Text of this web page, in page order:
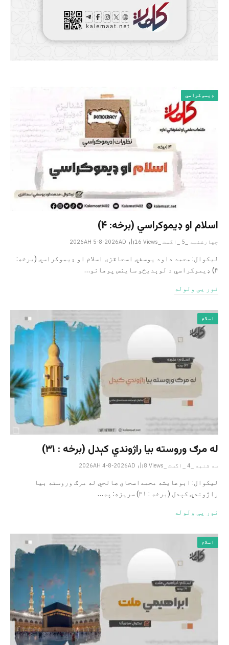
ډیموکراسي
اسلام او ډیموکراسي (برخه: ۴)
چهارشنبه _5 _اگست _2026AH 5-8-2026AD 16 Views
لیکوال: محمد داود یوسفي اسحاقزی اسلام او ډیموکراسي (برخه:
۴) ډیموکراسي د لوېدیځو ساینس پوهانو…
نور یی ولوله
اسلام
له مرګ وروسته بیا راژوندي کېدل (برخه : ۳۱)
سه شنبه _4 _اگست _2026AH 4-8-2026AD 8 Views
لیکوال: ابوعایشه محمداسحاق صالحي له مرګ وروسته بیا
راژوندي کېدل (برخه : ۳۱) سریزه: په…
نور یی ولوله
اسلام